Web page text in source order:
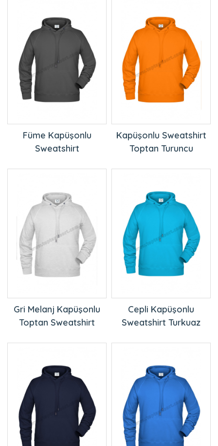
Füme Kapüşonlu
Sweatshirt
Kapüşonlu Sweatshirt
Toptan Turuncu
Gri Melanj Kapüşonlu
Toptan Sweatshirt
Cepli Kapüşonlu
Sweatshirt Turkuaz